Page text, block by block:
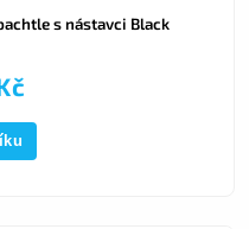
s nástavci Black